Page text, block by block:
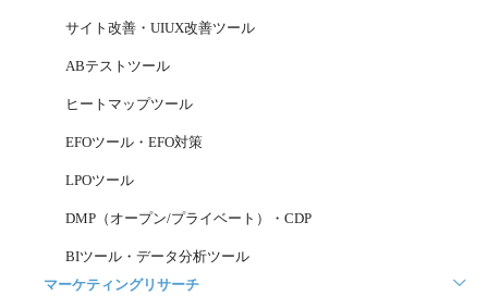
サイト改善・UIUX改善ツール
ABテストツール
ヒートマップツール
EFOツール・EFO対策
LPOツール
DMP（オープン/プライベート）・CDP
BIツール・データ分析ツール
マーケティングリサーチ